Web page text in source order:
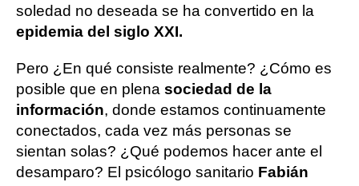
soledad no deseada se ha convertido en la
epidemia del siglo XXI.
Pero ¿En qué consiste realmente? ¿Cómo es
posible que en plena sociedad de la
información, donde estamos continuamente
conectados, cada vez más personas se
sientan solas? ¿Qué podemos hacer ante el
desamparo? El psicólogo sanitario Fabián